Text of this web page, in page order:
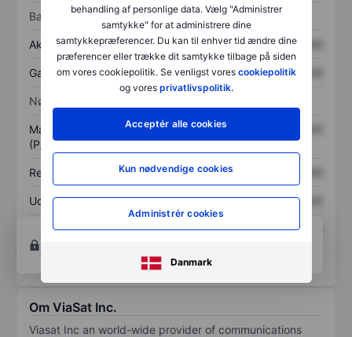
behandling af personlige data. Vælg "Administrer
samtykke" for at administrere dine
samtykkepræferencer. Du kan til enhver tid ændre dine
præferencer eller trække dit samtykke tilbage på siden
om vores cookiepolitik. Se venligst vores cookiepolitik
og vores privatlivspolitik.
Acceptér alle cookies
Kun nødvendige cookies
Administrér cookies
Danmark
Balance
Aktiver i alt XXXXXXX XXXXXXX
Gæld XXXXXXX XXXXXXX
Nøgletal
Markedsværdi/omsætning
(P/S)
XXXXXXX
Resultat pr. aktie (EPS) XXXXXXX
Udbytte pr. aktie XXXXXXX XXXXXXX
Afkast af egenkapital XXXXXXX XXXXXXX
Opret konto
og analyse værktøjer.
Om ViaSat Inc.
Viasat Inc an world-wide provider of communications